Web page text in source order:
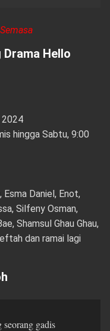
Hello
hingga Sabtu, 9:00
Daniel, Enot,
Silfeny Osman,
Shamsul Ghau Ghau,
dan ramai lagi
gadis